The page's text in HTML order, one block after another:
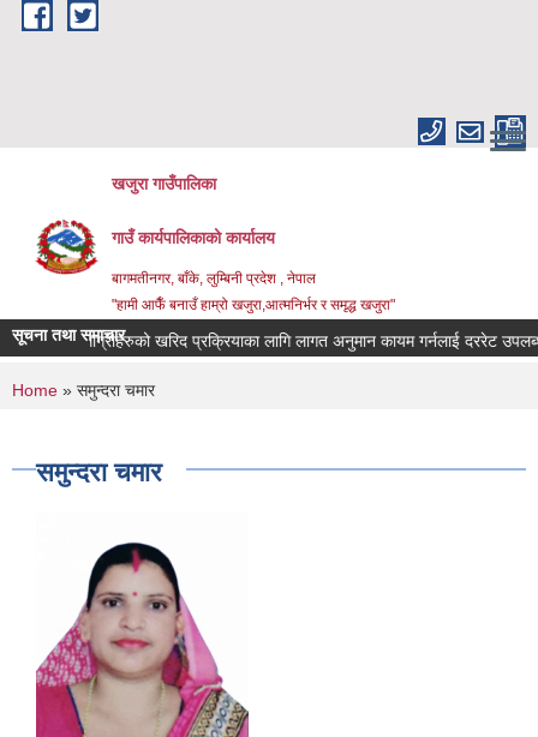
Skip to main content
खजुरा गाउँपालिका
गाउँ कार्यपालिकाको कार्यालय
बागमतीनगर, बाँके, लुम्बिनी प्रदेश , नेपाल
"हामी आफैँ बनाउँ हाम्रो खजुरा,आत्मनिर्भर र समृद्ध खजुरा"
सूचना तथा समाचार
सामाग्रीहरुको खरिद प्रक्रियाका लागि लागत अनुमान कायम गर्नलाई दररेट
You are here
Home » समुन्दरा चमार
समुन्दरा चमार